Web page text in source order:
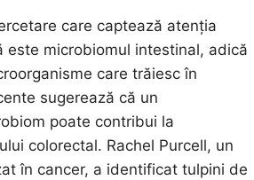
care captează atenția
este microbiomul intestinal, adică
care trăiesc în
sugerează că un
poate contribui la
colorectal. Rachel Purcell, un
în cancer, a identificat tulpini de